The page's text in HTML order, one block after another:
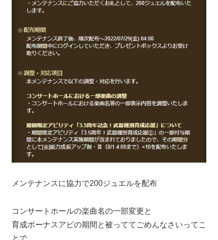
メンテナンスに協力で200ジュエルを配布
コンサートホールの楽曲名の一部変更と
育成ボーナスアビの期間と被っててごめんなさいってこ
とで